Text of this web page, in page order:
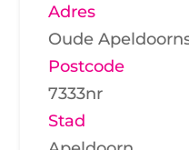
Adres
Oude
Postcode
7333nr
Stad